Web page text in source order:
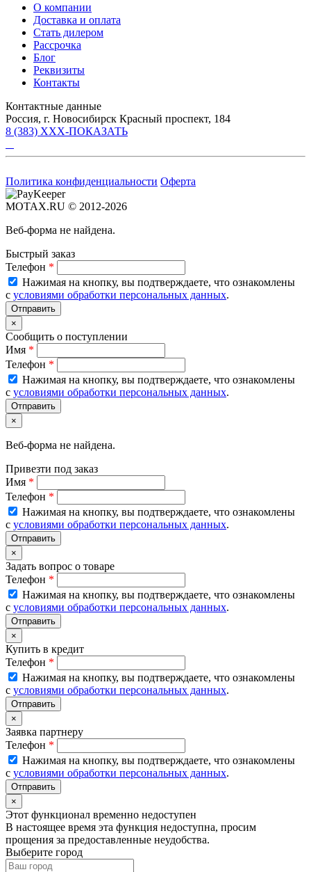
О компании
Доставка и оплата
Стать дилером
Рассрочка
Блог
Реквизиты
Контакты
Контактные данные
Россия, г. Новосибирск Красный проспект, 184
8 (383) XXX-ПОКАЗАТЬ
Политика конфиденциальности Оферта
MOTAX.RU © 2012-2026
Веб-форма не найдена.
Быстрый заказ
Телефон *
Нажимая на кнопку, вы подтверждаете, что ознакомлены
с условиями обработки персональных данных.
×
Сообщить о поступлении
Имя *
Телефон *
Нажимая на кнопку, вы подтверждаете, что ознакомлены
с условиями обработки персональных данных.
×
Веб-форма не найдена.
Привезти под заказ
Имя *
Телефон *
Нажимая на кнопку, вы подтверждаете, что ознакомлены
с условиями обработки персональных данных.
×
Задать вопрос о товаре
Телефон *
Нажимая на кнопку, вы подтверждаете, что ознакомлены
с условиями обработки персональных данных.
×
Купить в кредит
Телефон *
Нажимая на кнопку, вы подтверждаете, что ознакомлены
с условиями обработки персональных данных.
×
Заявка партнеру
Телефон *
Нажимая на кнопку, вы подтверждаете, что ознакомлены
с условиями обработки персональных данных.
×
Этот функционал временно недоступен
В настоящее время эта функция недоступна, просим
прощения за предоставленные неудобства.
Выберите город